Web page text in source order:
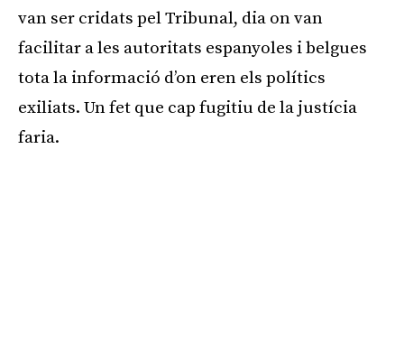
van ser cridats pel Tribunal, dia on van
facilitar a les autoritats espanyoles i belgues
tota la informació d’on eren els polítics
exiliats. Un fet que cap fugitiu de la justícia
faria.